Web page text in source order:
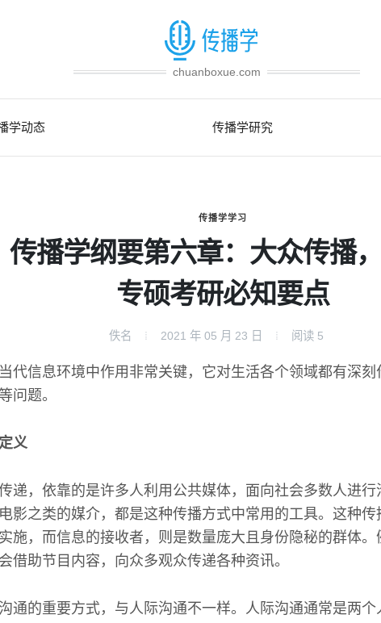
chuanboxue.com
学动态 传播学研究
传播学学习
传播学纲要第六章：大众传播
专硕考研必知要点
佚名 2021 年 05 月 23 日 阅读 5
代信息环境中作用非常关键，它对生活各个领域都有深
问题。
义
递，依靠的是许多人利用公共媒体，面向社会多数人进
影之类的媒介，都是这种传播方式中常用的工具。这种
施，而信息的接收者，则是数量庞大且身份隐秘的群体
借助节目内容，向众多观众传递各种资讯。
通的重要方式，与人际沟通不一样。人际沟通通常是两